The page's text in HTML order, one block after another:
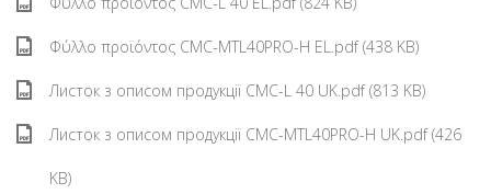
Φύλλο προϊόντος CMC-MTL40PRO-H EL.pdf (438 KB)
Листок з описом продукції CMC-L 40 UK.pdf (813 KB)
Листок з описом продукції CMC-MTL40PRO-H UK.pdf (426
KB)